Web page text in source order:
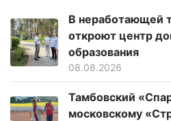
В неработающей
откроют центр
образования
08.08.2026
Тамбовский
московскому